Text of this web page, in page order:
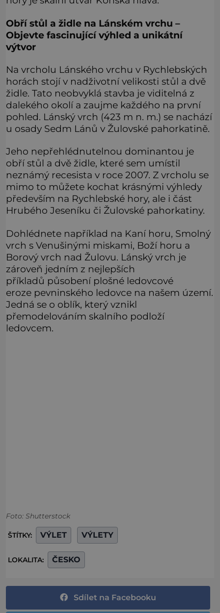
Obří stůl a židle na Lánském vrchu –
Objevte fascinující výhled a unikátní
výtvor
Na vrcholu Lánského vrchu v Rychlebských
horách stojí v nadživotní velikosti stůl a dvě
židle. Tato neobvyklá stavba je viditelná z
dalekého okolí a zaujme každého na první
pohled. Lánský vrch (423 m n. m.) se nachází
u osady Sedm Lánů v Žulovské pahorkatině.
Jeho nepřehlédnutelnou dominantou je
obří stůl a dvě židle, které sem umístil
neznámý recesista v roce 2007. Z vrcholu se
mimo to můžete kochat krásnými výhledy
především na Rychlebské hory, ale i část
Hrubého Jeseníku či Žulovské pahorkatiny.
Dohlédnete například na Kaní horu, Smolný
vrch s Venušinými miskami, Boží horu a
Borový vrch nad Žulovu. Lánský vrch je
zároveň jedním z nejlepších
příkladů působení plošné ledovcové
eroze pevninského ledovce na našem území.
Jedná se o oblík, který vznikl
přemodelováním skalního podloží
ledovcem.
Foto: Shutterstock
ŠTÍTKY: VÝLET VÝLETY
LOKALITA: ČESKO
Sdílet na Facebooku